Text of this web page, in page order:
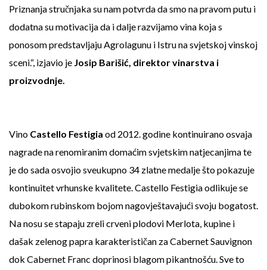
Priznanja stručnjaka su nam potvrda da smo na pravom putu i
dodatna su motivacija da i dalje razvijamo vina koja s
ponosom predstavljaju Agrolagunu i Istru na svjetskoj vinskoj
sceni.“, izjavio je Josip Barišić, direktor vinarstva i
proizvodnje.
Vino Castello Festigia od 2012. godine kontinuirano osvaja
nagrade na renomiranim domaćim svjetskim natjecanjima te
je do sada osvojio sveukupno 34 zlatne medalje što pokazuje
kontinuitet vrhunske kvalitete. Castello Festigia odlikuje se
dubokom rubinskom bojom nagovještavajući svoju bogatost.
Na nosu se stapaju zreli crveni plodovi Merlota, kupine i
dašak zelenog papra karakterističan za Cabernet Sauvignon
dok Cabernet Franc doprinosi blagom pikantnošću. Sve to